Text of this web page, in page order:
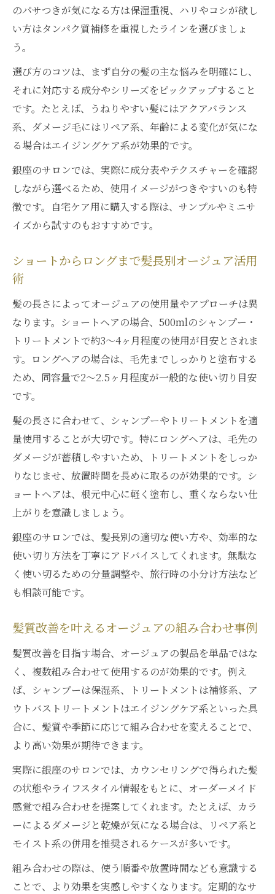
のパサつきが気になる方は保湿重視、ハリやコシが欲し
い方はタンパク質補修を重視したラインを選びましょ
う。
選び方のコツは、まず自分の髪の主な悩みを明確にし、
それに対応する成分やシリーズをピックアップすること
です。たとえば、うねりやすい髪にはアクアバランス
系、ダメージ毛にはリペア系、年齢による変化が気にな
る場合はエイジングケア系が効果的です。
銀座のサロンでは、実際に成分表やテクスチャーを確認
しながら選べるため、使用イメージがつきやすいのも特
徴です。自宅ケア用に購入する際は、サンプルやミニサ
イズから試すのもおすすめです。
ショートからロングまで髪長別オージュア活用
術
髪の長さによってオージュアの使用量やアプローチは異
なります。ショートヘアの場合、500mlのシャンプー・
トリートメントで約3〜4ヶ月程度の使用が目安とされま
す。ロングヘアの場合は、毛先までしっかりと塗布する
ため、同容量で2〜2.5ヶ月程度が一般的な使い切り目安
です。
髪の長さに合わせて、シャンプーやトリートメントを適
量使用することが大切です。特にロングヘアは、毛先の
ダメージが蓄積しやすいため、トリートメントをしっか
りなじませ、放置時間を長めに取るのが効果的です。シ
ョートヘアは、根元中心に軽く塗布し、重くならない仕
上がりを意識しましょう。
銀座のサロンでは、髪長別の適切な使い方や、効率的な
使い切り方法を丁寧にアドバイスしてくれます。無駄な
く使い切るための分量調整や、旅行時の小分け方法など
も相談可能です。
髪質改善を叶えるオージュアの組み合わせ事例
髪質改善を目指す場合、オージュアの製品を単品ではな
く、複数組み合わせて使用するのが効果的です。例え
ば、シャンプーは保湿系、トリートメントは補修系、ア
ウトバストリートメントはエイジングケア系といった具
合に、髪質や季節に応じて組み合わせを変えることで、
より高い効果が期待できます。
実際に銀座のサロンでは、カウンセリングで得られた髪
の状態やライフスタイル情報をもとに、オーダーメイド
感覚で組み合わせを提案してくれます。たとえば、カラ
ーによるダメージと乾燥が気になる場合は、リペア系と
モイスト系の併用を推奨されるケースが多いです。
組み合わせの際は、使う順番や放置時間なども意識する
ことで、より効果を実感しやすくなります。定期的なサ